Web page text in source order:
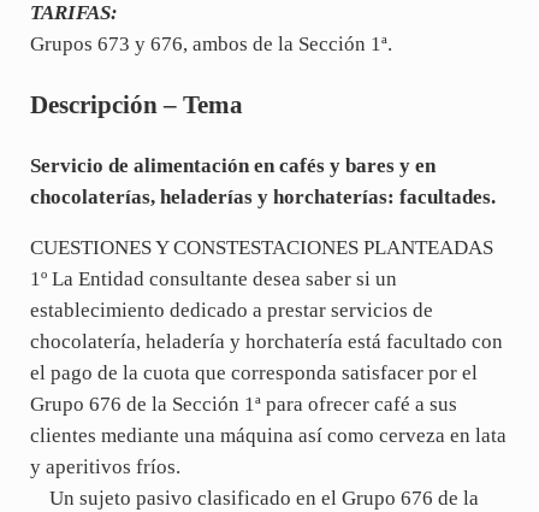
TARIFAS:
Grupos 673 y 676, ambos de la Sección 1ª.
Descripción – Tema
Servicio de alimentación en cafés y bares y en
chocolaterías, heladerías y horchaterías: facultades.
CUESTIONES Y CONSTESTACIONES PLANTEADAS
1º La Entidad consultante desea saber si un
establecimiento dedicado a prestar servicios de
chocolatería, heladería y horchatería está facultado con
el pago de la cuota que corresponda satisfacer por el
Grupo 676 de la Sección 1ª para ofrecer café a sus
clientes mediante una máquina así como cerveza en lata
y aperitivos fríos.
Un sujeto pasivo clasificado en el Grupo 676 de la